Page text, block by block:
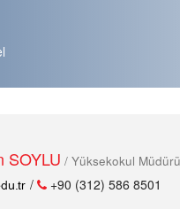
SOYLU / Yüksekokul Müdürü
/ +90 (312) 586 8501